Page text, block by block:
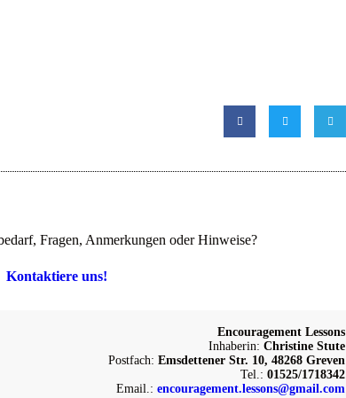
Fragen, Anmerkungen oder Hinweise?
Kontaktiere uns!
Encouragement Lessons
Inhaberin:Christine Stute
Postfach:Emsdettener Str. 10, 48268 Greven
Tel.:01525/1718342
Email.:encouragement.lessons@gmail.com